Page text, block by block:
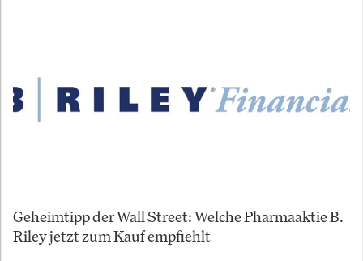
Geheimtipp der Wall Street: Welche Pharmaaktie B.
Riley jetzt zum Kauf empfiehlt